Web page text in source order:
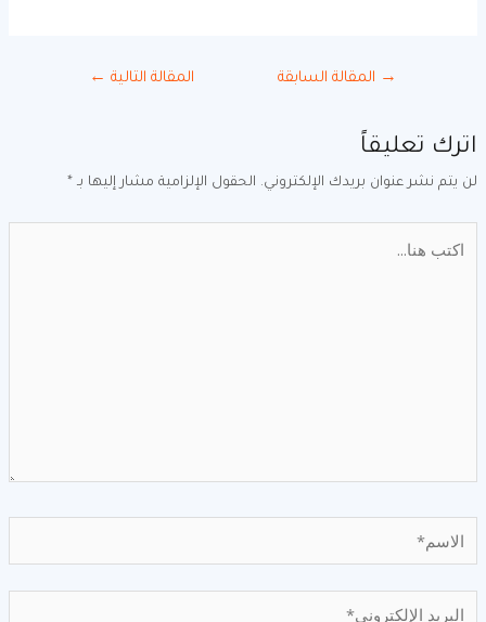
→المقالة السابقة المقالة التالية←
تعليقاً
يتم نشر عنوان بريدك الإلكتروني. الحقول الإلزامية مشار إليها بـ *